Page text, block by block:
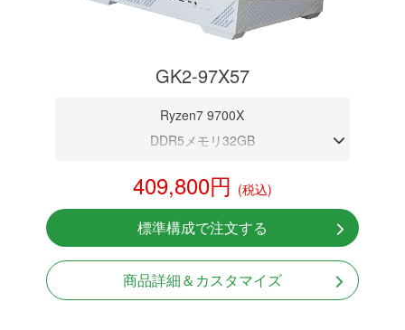
GK2-97X57
Ryzen7 9700X
DDR5メモリ32GB
NVMeSSD 1TB
無線LAN Bluetooth対応
Windows11 Home 64bit
LCDスクリーン搭載
409,800円 (税込)
標準構成で注文する
商品詳細＆カスタマイズ